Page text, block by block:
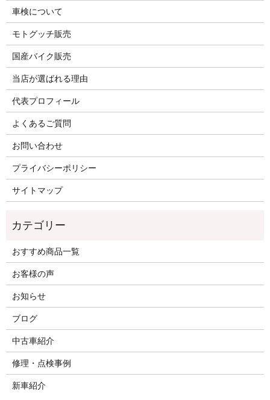
車検について
モトグッチ販売
国産バイク販売
当店が選ばれる理由
代表プロフィール
よくあるご質問
お問い合わせ
プライバシーポリシー
サイトマップ
おすすめ商品一覧
お客様の声
お知らせ
ブログ
中古車紹介
修理・点検事例
新車紹介